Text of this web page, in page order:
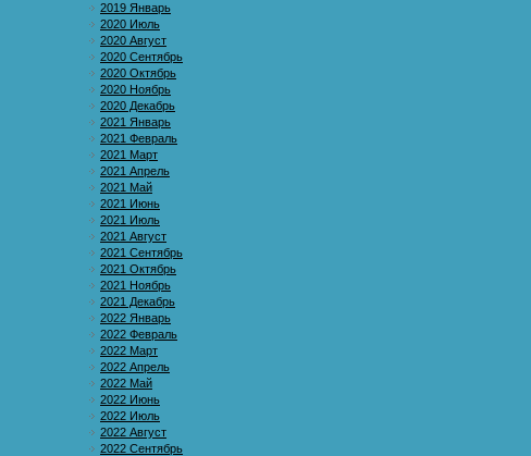
2019 Январь
2020 Июль
2020 Август
2020 Сентябрь
2020 Октябрь
2020 Ноябрь
2020 Декабрь
2021 Январь
2021 Февраль
2021 Март
2021 Апрель
2021 Май
2021 Июнь
2021 Июль
2021 Август
2021 Сентябрь
2021 Октябрь
2021 Ноябрь
2021 Декабрь
2022 Январь
2022 Февраль
2022 Март
2022 Апрель
2022 Май
2022 Июнь
2022 Июль
2022 Август
2022 Сентябрь